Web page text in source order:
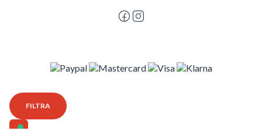
FILTRA
© 2026 Spegetti Visione Superba - Frasimo SRL - P.Iva 02435950999 - Tutti i